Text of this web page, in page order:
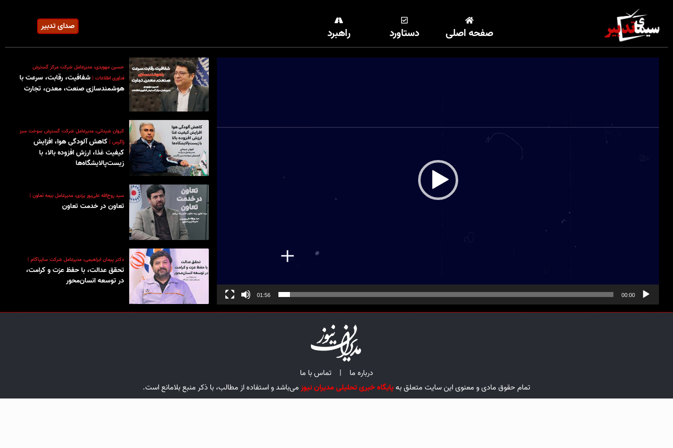
صفحه اصلی دستاورد راهبرد صدای تدبیر
00:00
01:56
حسین مهویدی، مدیرعامل شرکت مرکز گسترش
فناوری اطلاعات |شفافیت، رقابت، سرعت با
هوشمندسازی صنعت، معدن، تجارت
کیوان شیدانی، مدیرعامل شرکت گسترش سوخت سبز
زاگرس | کاهش آلودگی هوا، افزایش
کیفیت غذا، ارزش افزوده بالا، با
زیست‌پالایشگاه‌ها
سید روح‌الله علی‌پور یزدی‌، مدیرعامل بیمه تعاون |
تعاون در خدمت تعاون
دکتر پیمان ابراهیمی، مدیرعامل شرکت سایپاگام |
تحقق عدالت، با حفظ عزت و کرامت،
در توسعه انسان‌محور
درباره ما | تماس با ما
تمام حقوق مادی و معنوی این سایت متعلق بهپایگاه خبری تحلیلی مدیران نیوز می‌باشد و استفاده از مطالب، با ذکر منبع بلامانع است.